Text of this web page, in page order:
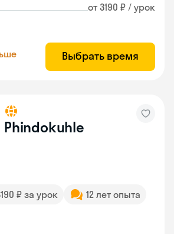
от 3190 ₽ / урок
Выбрать время
Phindokuhle
₽ за урок
12 лет опыта